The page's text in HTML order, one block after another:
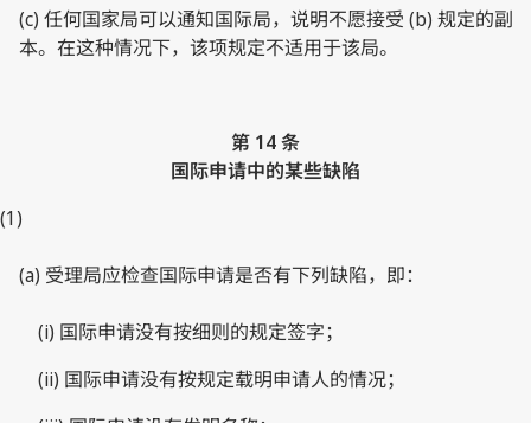
(c) 任何国家局可以通知国际局，说明不愿接受 (b) 规定的副
本。在这种情况下，该项规定不适用于该局。
第 14 条
国际申请中的某些缺陷
(1)
(a) 受理局应检查国际申请是否有下列缺陷，即：
(i) 国际申请没有按细则的规定签字；
(ii) 国际申请没有按规定载明申请人的情况；